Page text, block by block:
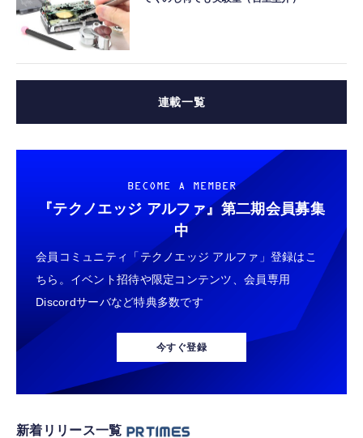
連載一覧
BECOME A MEMBER
『テクノエッジ アルファ』 第二期会員募集
中
会員コミュニティ「テクノエッジ アルファ」登録はこ
ちら。イベント招待や限定コンテンツ、会員専用
Discordサーバなど特典多数です
今すぐ登録
新着リリース一覧